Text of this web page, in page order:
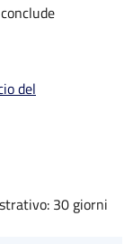
del
30 giorni